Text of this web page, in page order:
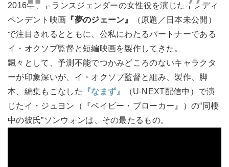
2016年、トランスジェンダーの女性役を演じたインディ
ペンデント映画 『夢のジェーン』
（原題／日本未公開）
で注目されるとともに、公私にわたるパートナーである
イ・オクソプ監督と短編映画を製作してきた。
飄々として、予測不能でつかみどころのないキャラクタ
ーが印象深いが、イ・オクソプ監督と組み、製作、脚
本、編集もこなした
『なまず』
（U-NEXT配信中）で演
じたイ・ジュヨン（『ベイビー・ブローカー』）の“同棲
中の彼氏”ソンウォンは、その最たるもの。